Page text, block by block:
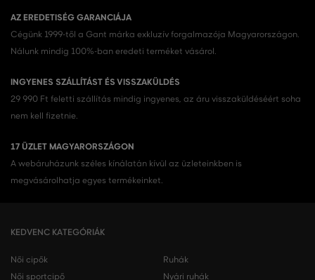
AZ EREDETISÉG GARANCIÁJA
Cégünk 1999-től a Gant márka exkluzív forgalmazója Magyarországon.
Nálunk mindig 100%-ban eredeti terméket vásárol.
INGYENES SZÁLLÍTÁST ÉS VISSZAKÜLDÉS
29 990 Ft feletti szállítás mindig ingyenes, az áru visszaküldéséért soha
nem kell fizetnie.
17 ÜZLET MAGYARORSZÁGON
A webáruházunk széles kínálatán kívül az üzleteinkben is
megvásárolhatja egyes termékeinket.
KEDVENC KATEGÓRIÁK
Női cipők
Női sportcipő
Ruhák
Nyári ruhák